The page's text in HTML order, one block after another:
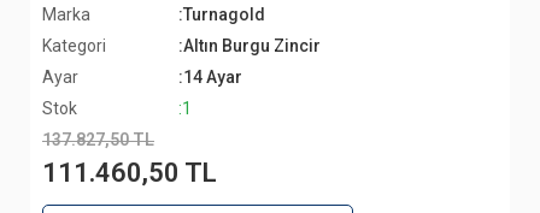
Marka
:Turnagold
Kategori
:Altın Burgu Zincir
Ayar
:14 Ayar
Stok
:1
137.827,50 TL
111.460,50 TL